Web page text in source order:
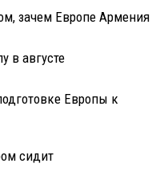
зачем Европе Армения
в августе
Европы к
сидит